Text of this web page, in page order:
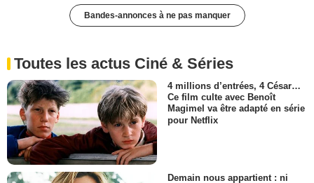
Bandes-annonces à ne pas manquer
Toutes les actus Ciné & Séries
4 millions d’entrées, 4 César…
Ce film culte avec Benoît
Magimel va être adapté en série
pour Netflix
Demain nous appartient : ni